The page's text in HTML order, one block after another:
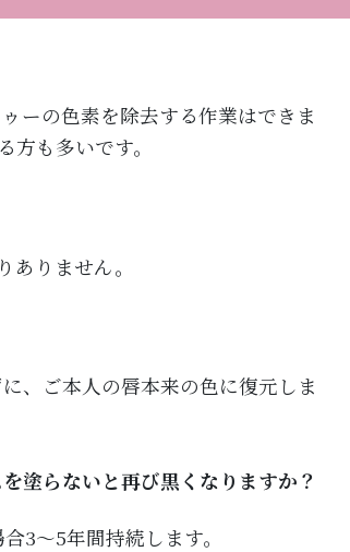
ーの色素を除去する作業はできま
も多いです。
りません。
、ご本人の唇本来の色に復元しま
塗らないと再び黒くなりますか？
3～5年間持続します。